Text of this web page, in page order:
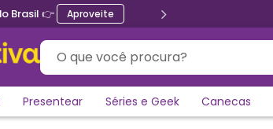
Brasil 👉 Aproveite
O que você procura?
Presentear Séries e Geek Canecas